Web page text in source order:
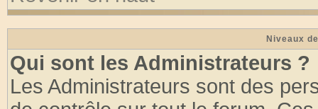
Niveaux
Qui sont les Administrateurs ?
Les Administrateurs sont des